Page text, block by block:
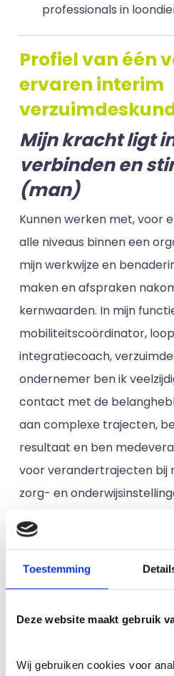
Toestemming
Deze website maakt gebruik
Wij gebruiken cookies voor
professionals in
Profiel van één
ervaren interim
Mijn kracht ligt
verbinden en
(man)
Kunnen werken met, voor
alle niveaus binnen een
mijn werkwijze en
maken en afspraken
kernwaarden. In mijn
mobiliteitscoördinator,
integratiecoach,
ondernemer ben ik
contact met de
aan complexe trajecten,
resultaat en ben
voor verandertrajecten bij
zorg- en
ondernemingen de deuren
ervaringen neem ik mee
ondernemende instelling